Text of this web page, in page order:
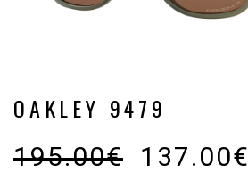
OAKLEY 9479
195.00€ 137.00€